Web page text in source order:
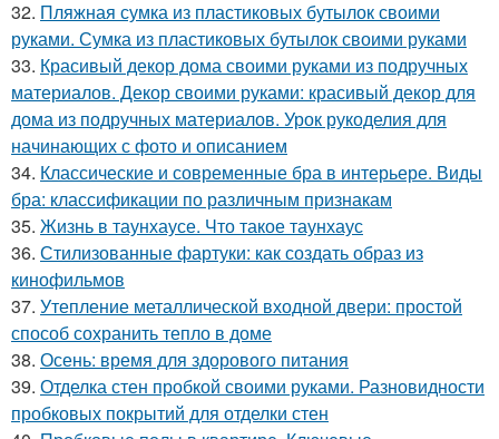
32. Пляжная сумка из пластиковых бутылок своими
руками. Сумка из пластиковых бутылок своими руками
33. Красивый декор дома своими руками из подручных
материалов. Декор своими руками: красивый декор для
дома из подручных материалов. Урок рукоделия для
начинающих с фото и описанием
34. Классические и современные бра в интерьере. Виды
бра: классификации по различным признакам
35. Жизнь в таунхаусе. Что такое таунхаус
36. Стилизованные фартуки: как создать образ из
кинофильмов
37. Утепление металлической входной двери: простой
способ сохранить тепло в доме
38. Осень: время для здорового питания
39. Отделка стен пробкой своими руками. Разновидности
пробковых покрытий для отделки стен